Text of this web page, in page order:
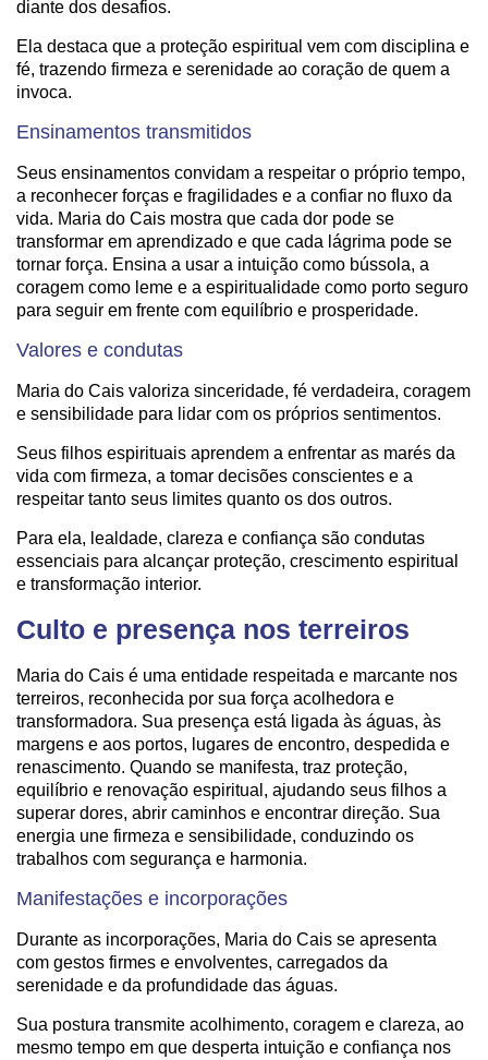
diante dos desafios.
Ela destaca que a proteção espiritual vem com disciplina e
fé, trazendo firmeza e serenidade ao coração de quem a
invoca.
Ensinamentos transmitidos
Seus ensinamentos convidam a respeitar o próprio tempo,
a reconhecer forças e fragilidades e a confiar no fluxo da
vida. Maria do Cais mostra que cada dor pode se
transformar em aprendizado e que cada lágrima pode se
tornar força. Ensina a usar a intuição como bússola, a
coragem como leme e a espiritualidade como porto seguro
para seguir em frente com equilíbrio e prosperidade.
Valores e condutas
Maria do Cais valoriza sinceridade, fé verdadeira, coragem
e sensibilidade para lidar com os próprios sentimentos.
Seus filhos espirituais aprendem a enfrentar as marés da
vida com firmeza, a tomar decisões conscientes e a
respeitar tanto seus limites quanto os dos outros.
Para ela, lealdade, clareza e confiança são condutas
essenciais para alcançar proteção, crescimento espiritual
e transformação interior.
Culto e presença nos terreiros
Maria do Cais é uma entidade respeitada e marcante nos
terreiros, reconhecida por sua força acolhedora e
transformadora. Sua presença está ligada às águas, às
margens e aos portos, lugares de encontro, despedida e
renascimento. Quando se manifesta, traz proteção,
equilíbrio e renovação espiritual, ajudando seus filhos a
superar dores, abrir caminhos e encontrar direção. Sua
energia une firmeza e sensibilidade, conduzindo os
trabalhos com segurança e harmonia.
Manifestações e incorporações
Durante as incorporações, Maria do Cais se apresenta
com gestos firmes e envolventes, carregados da
serenidade e da profundidade das águas.
Sua postura transmite acolhimento, coragem e clareza, ao
mesmo tempo em que desperta intuição e confiança nos